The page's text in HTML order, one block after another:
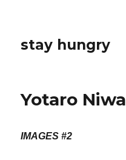
stay hungry
Yotaro Niwa
IMAGES #2